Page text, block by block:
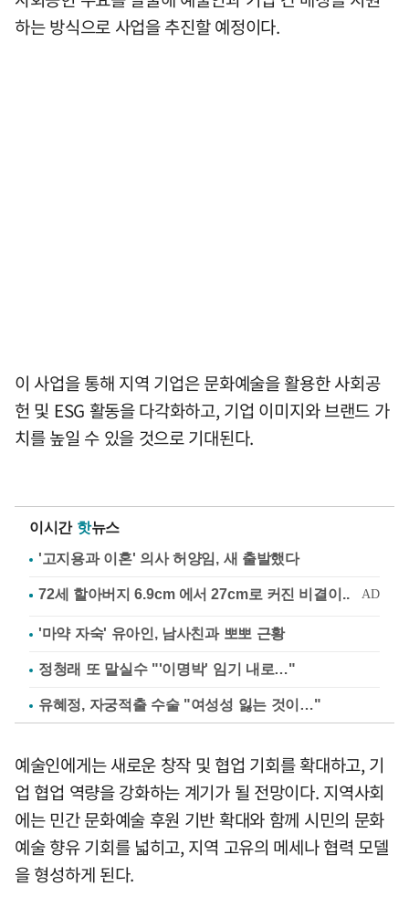
하는 방식으로 사업을 추진할 예정이다.
이 사업을 통해 지역 기업은 문화예술을 활용한 사회공
헌 및 ESG 활동을 다각화하고, 기업 이미지와 브랜드 가
치를 높일 수 있을 것으로 기대된다.
이시간 핫뉴스
'고지용과 이혼' 의사 허양임, 새 출발했다
'마약 자숙' 유아인, 남사친과 뽀뽀 근황
정청래 또 말실수 "'이명박' 임기 내로…"
유혜정, 자궁적출 수술 "여성성 잃는 것이…"
예술인에게는 새로운 창작 및 협업 기회를 확대하고, 기
업 협업 역량을 강화하는 계기가 될 전망이다. 지역사회
에는 민간 문화예술 후원 기반 확대와 함께 시민의 문화
예술 향유 기회를 넓히고, 지역 고유의 메세나 협력 모델
을 형성하게 된다.